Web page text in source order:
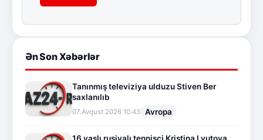
Ən Son Xəbərlər
Tanınmış televiziya ulduzu Stiven Ber
saxlanılıb
07.Avqust.2026 10:43 Avropa